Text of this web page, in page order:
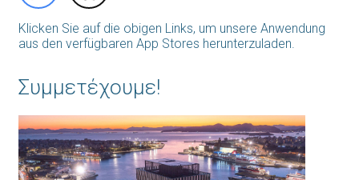
Klicken Sie auf die obigen Links, um unsere Anwendung
aus den verfügbaren App Stores herunterzuladen.
Συμμετέχουμε!